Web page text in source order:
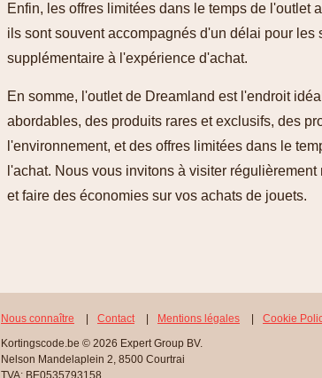
Enfin, les offres limitées dans le temps de l'outlet
ils sont souvent accompagnés d'un délai pour les
supplémentaire à l'expérience d'achat.
En somme, l'outlet de Dreamland est l'endroit
abordables, des produits rares et exclusifs, des
l'environnement, et des offres limitées dans le
l'achat. Nous vous invitons à visiter
et faire des économies sur vos achats de jouets.
Nous connaître Contact Mentions légales Cookie
Kortingscode.be © 2026 Expert Group BV.
Nelson Mandelaplein 2, 8500 Courtrai
TVA: BE0535793158